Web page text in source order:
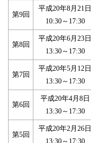
第9回
平成20年8月21日
10:30～17:30
第8回
平成20年6月23日
13:30～17:30
第7回
平成20年5月12日
13:30～17:30
第6回
平成20年4月8日
13:30～17:30
第5回
平成20年2月26日
13:30～17:30